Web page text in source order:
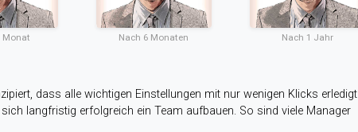
Monat Nach 6 Monaten Nach 1 Jahr
dass alle wichtigen Einstellungen mit nur wenigen Klicks erledigt
langfristig erfolgreich ein Team aufbauen. So sind viele Manager